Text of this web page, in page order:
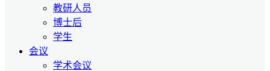
教研人员
博士后
学生
会议
学术会议